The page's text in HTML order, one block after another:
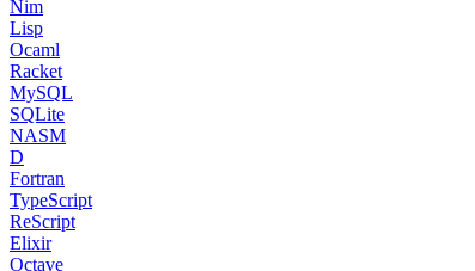
Nim
Lisp
Ocaml
Racket
MySQL
SQLite
NASM
D
Fortran
TypeScript
ReScript
Elixir
Octave